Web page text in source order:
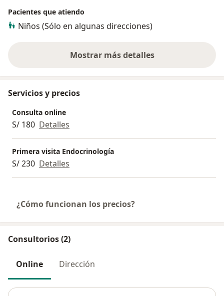
Pacientes que atiendo
Niños (Sólo en algunas direcciones)
Mostrar más detalles
sobre la experiencia
Servicios y precios
Consulta online
S/ 180 Detalles
Primera visita Endocrinología
S/ 230 Detalles
¿Cómo funcionan los precios?
Consultorios (2)
Online Dirección